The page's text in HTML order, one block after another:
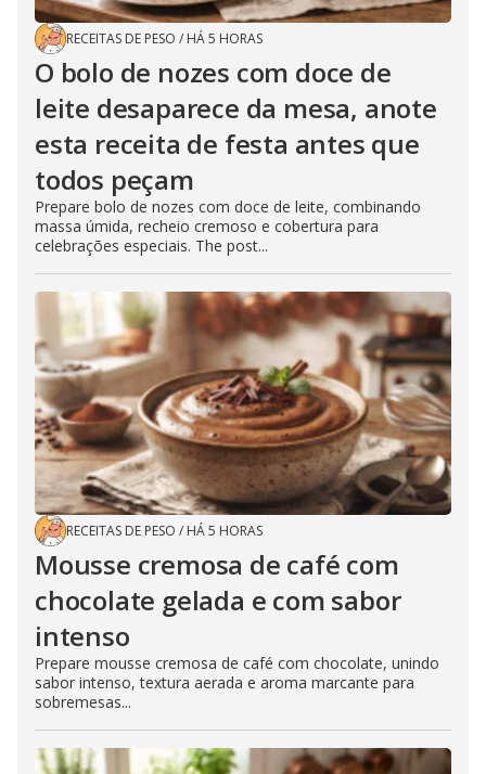
RECEITAS DE PESO / HÁ 5 HORAS
O bolo de nozes com doce de
leite desaparece da mesa, anote
esta receita de festa antes que
todos peçam
Prepare bolo de nozes com doce de leite, combinando
massa úmida, recheio cremoso e cobertura para
celebrações especiais. The post...
RECEITAS DE PESO / HÁ 5 HORAS
Mousse cremosa de café com
chocolate gelada e com sabor
intenso
Prepare mousse cremosa de café com chocolate, unindo
sabor intenso, textura aerada e aroma marcante para
sobremesas...